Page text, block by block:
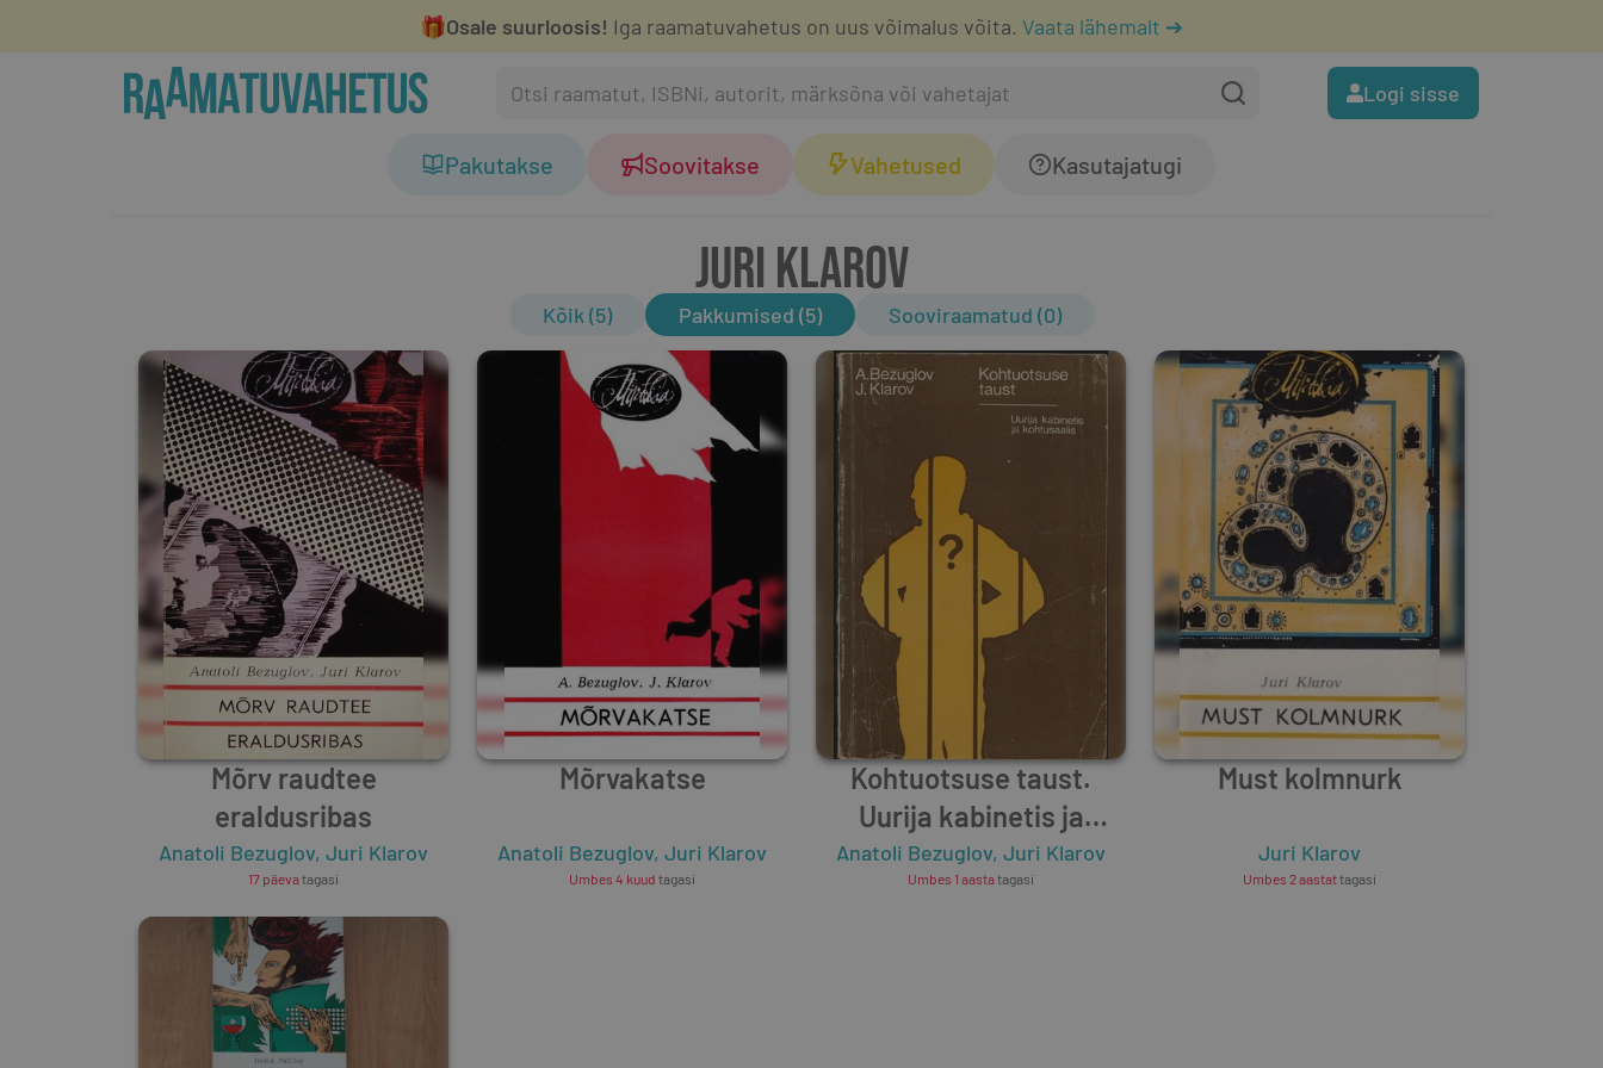
🎁Osale suurloosis! Iga raamatuvahetus on uus võimalus võita. Vaata lähemalt ➔
Logi sisse
Pakutakse Soovitakse Vahetused Kasutajatugi
JURI KLAROV
Kõik (5) Pakkumised (5) Sooviraamatud (0)
Mõrv raudtee
eraldusribas
Anatoli Bezuglov, Juri Klarov
17 päevatagasi
Mõrvakatse
Anatoli Bezuglov, Juri Klarov
Umbes 4 kuud tagasi
Kohtuotsuse taust.
Uurija kabinetis ja
kohtusaalis
Anatoli Bezuglov, Juri Klarov
Umbes 1 aastatagasi
Must kolmnurk
Juri Klarov
Umbes 2 aastattagasi